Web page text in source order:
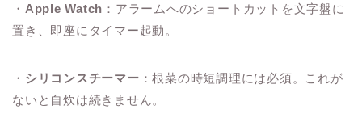
・ Apple Watch ：アラームへのショートカットを文字盤に
置き、即座にタイマー起動。
・ シリコンスチーマー ：根菜の時短調理には必須。これが
ないと自炊は続きません。